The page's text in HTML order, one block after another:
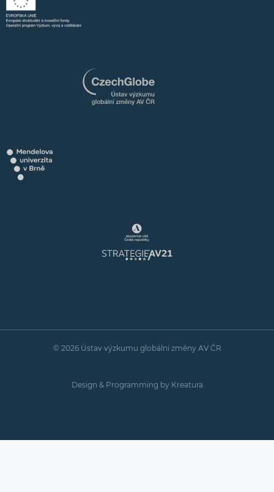
© 2026 Ústav výzkumu globální změny AV ČR
Design & Programming by Kreatura